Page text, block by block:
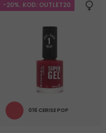
-20%. KOD: OUTLET20
016 CERISE POP